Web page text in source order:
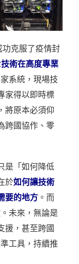
功克服了疫情封
術在高度專業
系統，現場技
家得以即時標
將原本必須仰
跨國協作、零
是「如何降低
於如何讓技術
要的地方 。而
未來，無論是
援，甚至跨國
工具，持續推